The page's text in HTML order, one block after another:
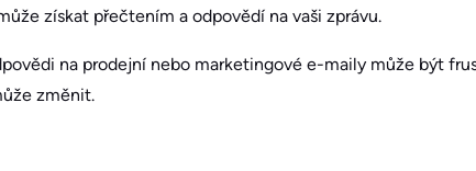
získat přečtením a odpovědí na vaši zprávu.
na prodejní nebo marketingové e-maily může být
změnit.